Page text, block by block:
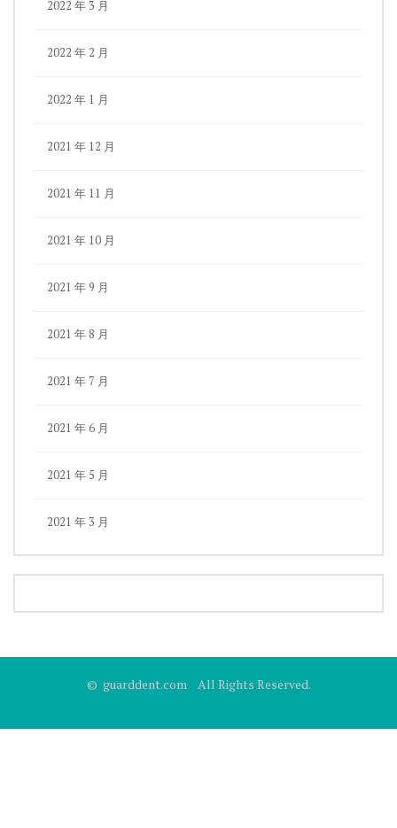
2022 年 3 月
2022 年 2 月
2022 年 1 月
2021 年 12 月
2021 年 11 月
2021 年 10 月
2021 年 9 月
2021 年 8 月
2021 年 7 月
2021 年 6 月
2021 年 5 月
2021 年 3 月
© guarddent.com All Rights Reserved.